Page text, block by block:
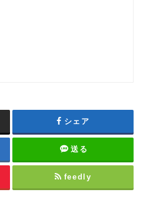
シェア
送る
feedly